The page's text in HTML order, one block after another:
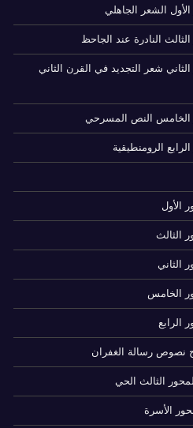
الأول الشعر الجاهلي
النادرة عند الجاحظ
الثاني شعر التجديد في القرن الثاني
الخامس النص المسرحي
الرومنطيقية
الأول
الثالث
الثاني
الخامس
الرابع
نصوص رسالة الغفران
الثالث الحي
الأسرة